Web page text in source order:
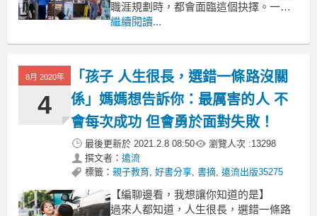
職涯規劃時，都會面臨這個抉擇。一般
認知裡，總會覺得多數人工作都是為了
文 / 崔仁哲
真的有很多人不把工作當成是賺錢工
具，而是當做天職？
據說約翰．甘迺迪總
繼續閱讀...
8月 2020年
4
「孩子 人生很長，選錯一條路沒關
係」媽媽想告訴你：最厲害的人 不
會每次成功 但會勇於面對失敗！
最後更新於 2021.2.8 08:50 瀏覽人次 :13298
撰文者： 遠流
標籤： 親子教育, 好書分享, 書摘, 遠流出版35275
【編聊邊看，我想讓你知道的是】
過來人都知道，人生很長，選錯一條路